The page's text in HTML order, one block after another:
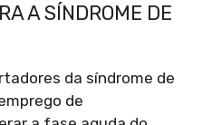
A SÍNDROME DE
da síndrome de
de